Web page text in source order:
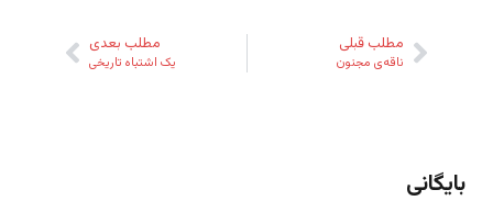
مطلب قبلی
ناقه‌ی مجنون
مطلب بعدی
یک اشتباه تاریخی
بایگانی